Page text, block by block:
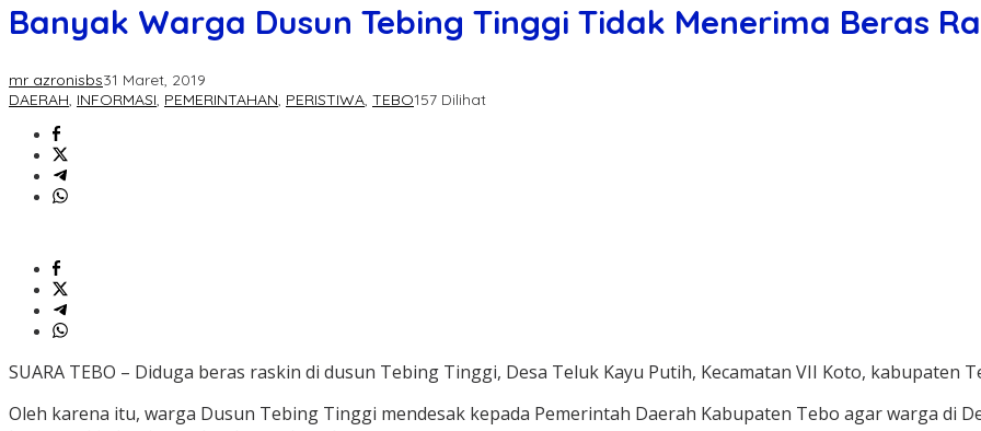
Banyak Warga Dusun Tebing Tinggi Tidak Menerima Beras
mr azronisbs31 Maret, 2019
DAERAH, INFORMASI, PEMERINTAHAN, PERISTIWA, TEBO157 Dilihat
SUARA TEBO – Diduga beras raskin di dusun Tebing Tinggi, Desa Teluk Kayu Putih, Kecamatan VII Koto, kabupaten
Oleh karena itu, warga Dusun Tebing Tinggi mendesak kepada Pemerintah Daerah Kabupaten Tebo agar warga di